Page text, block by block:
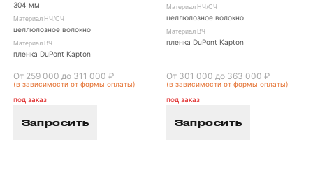
304 мм
Материал НЧ/СЧ
целлюлозное волокно
Материал ВЧ
пленка DuPont Kapton
От 259 000 до 311 000 ₽
(в зависимости от формы оплаты)
под заказ
Запросить
Материал НЧ/СЧ
целлюлозное волокно
Материал ВЧ
пленка DuPont Kapton
От 301 000 до 363 000 ₽
(в зависимости от формы оплаты)
под заказ
Запросить